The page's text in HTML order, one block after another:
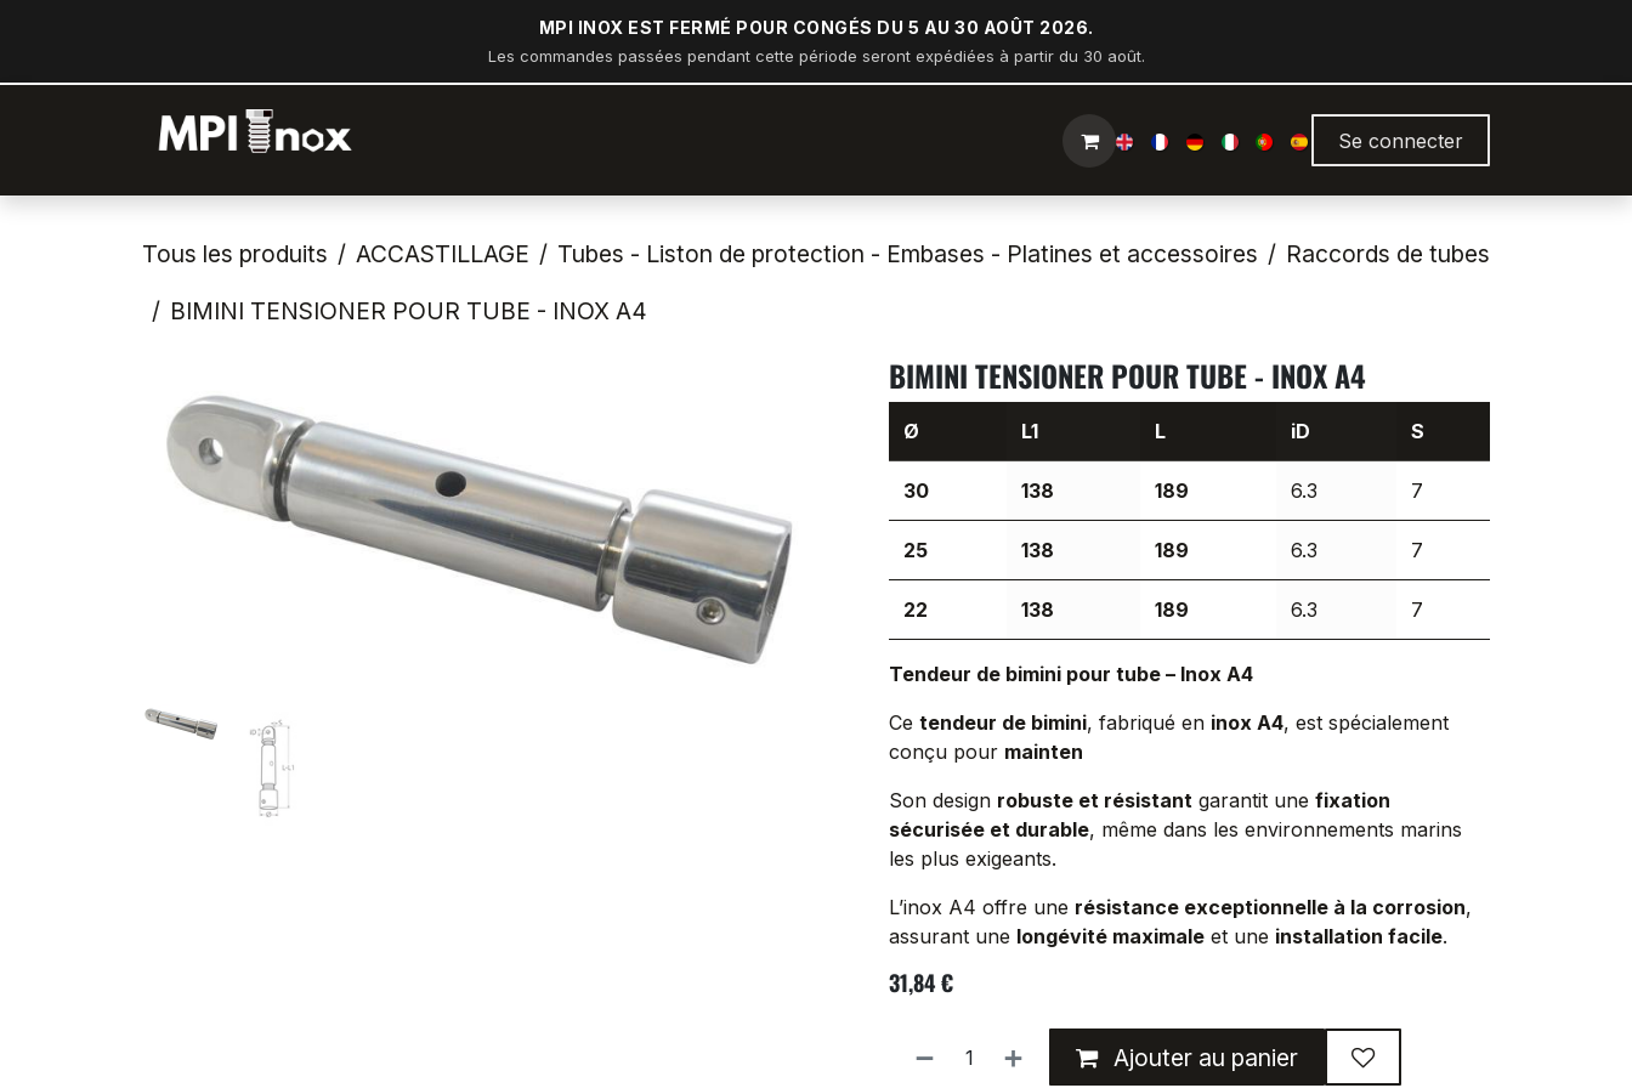
MPI INOX EST FERMÉ POUR CONGÉS DU 5 AU 30 AOÛT 2026.
Les commandes passées pendant cette période seront expédiées à partir du 30 août.
Se connecter
Tous les produits ACCASTILLAGE Tubes - Liston de protection - Embases - Platines et accessoires
Raccords de tubes
BIMINI TENSIONER POUR TUBE - INOX A4
BIMINI TENSIONER POUR TUBE - INOX A4
Ø L1 L iD S
30 138 189 6.3 7
25 138 189 6.3 7
22 138 189 6.3 7
Tendeur de bimini pour tube – Inox A4
Ce tendeur de bimini, fabriqué en inox A4, est spécialement
conçu pour mainten
Son design robuste et résistant garantit une fixation
sécurisée et durable, même dans les environnements marins
les plus exigeants.
L’inox A4 offre une résistance exceptionnelle à la corrosion,
assurant une longévité maximale et une installation facile.
31,84€
Ajouter au panier